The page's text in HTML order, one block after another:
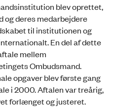
blev oprettet,
og deres medarbejdere
til institutionen og
En del af dette
mellem
Ombudsmand.
opgaver blev første gang
i 2000. Aftalen var treårig,
forlænget og justeret.